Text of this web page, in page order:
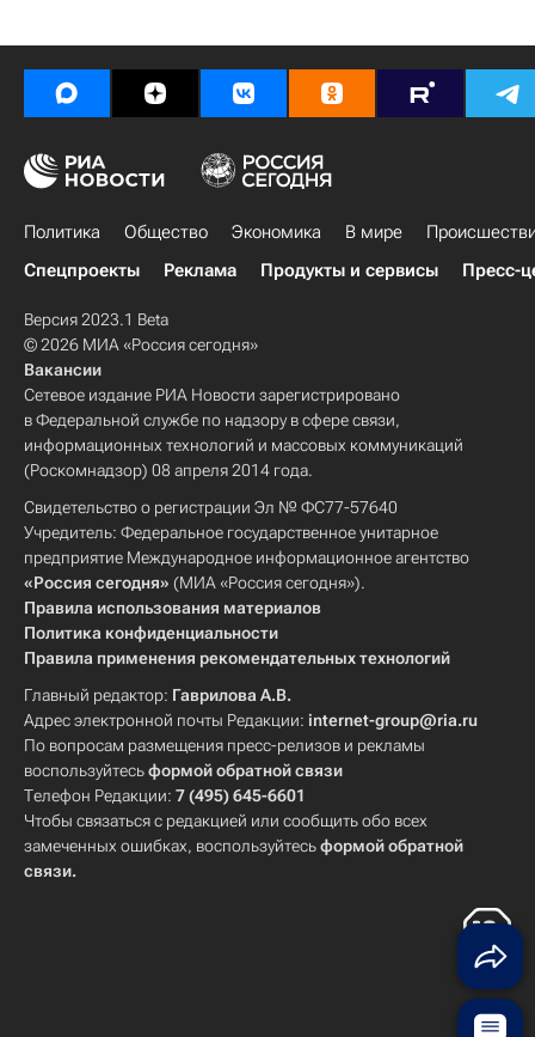
Политика Общество Экономика В мире
Спецпроекты
Реклама Продукты и сервисы Пресс-
Версия 2023.1 Beta
© 2026 МИА «Россия сегодня»
Вакансии
Сетевое издание РИА Новости зарегистрировано
в Федеральной службе по надзору в сфере связи,
информационных технологий и массовых коммуникаций
(Роскомнадзор) 08 апреля 2014 года.
Свидетельство о регистрации Эл № ФС77-57640
Учредитель: Федеральное государственное унитарное
предприятие Международное информационное агентство
«Россия сегодня» (МИА «Россия сегодня»).
Правила использования материалов
Политика конфиденциальности
Правила применения рекомендательных технологий
Главный редактор: Гаврилова А.В.
Адрес электронной почты Редакции: internet-group@ria.ru
По вопросам размещения пресс-релизов и рекламы
воспользуйтесьформой обратной связи
Телефон Редакции: 7 (495) 645-6601
Чтобы связаться с редакцией или сообщить обо всех
замеченных ошибках, воспользуйтесьформой обратной
связи.